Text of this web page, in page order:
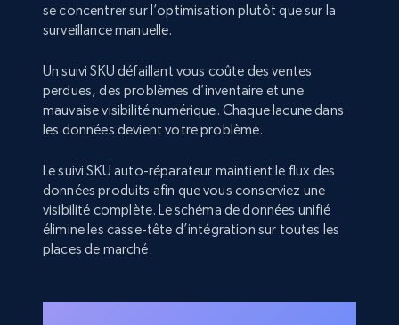
se concentrer sur l’optimisation plutôt que sur la
surveillance manuelle.
Un suivi SKU défaillant vous coûte des ventes
perdues, des problèmes d’inventaire et une
mauvaise visibilité numérique. Chaque lacune dans
les données devient votre problème.
Le suivi SKU auto-réparateur maintient le flux des
données produits afin que vous conserviez une
visibilité complète. Le schéma de données unifié
élimine les casse-tête d’intégration sur toutes les
places de marché.